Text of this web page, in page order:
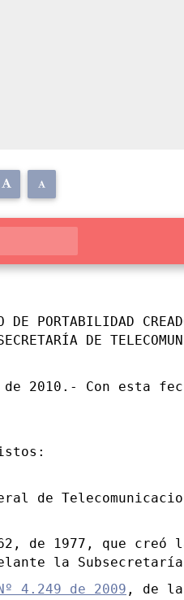
PORTABILIDAD
DE
2010.- Con esta
de
de 1977, que creó
la
4.249 de 2009 , de la